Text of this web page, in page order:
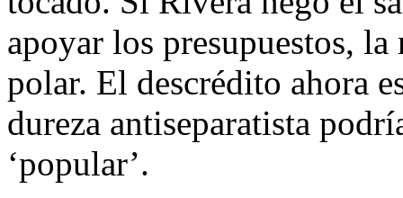
apoyar los presupuestos,
polar. El descrédito ahora
dureza antiseparatista
‘popular’.